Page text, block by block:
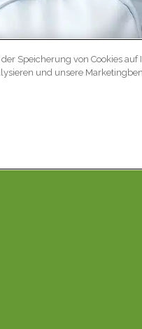
Speicherung von Cookies
und unsere